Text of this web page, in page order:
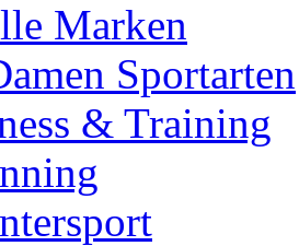
Marken
Sportarten
& Training